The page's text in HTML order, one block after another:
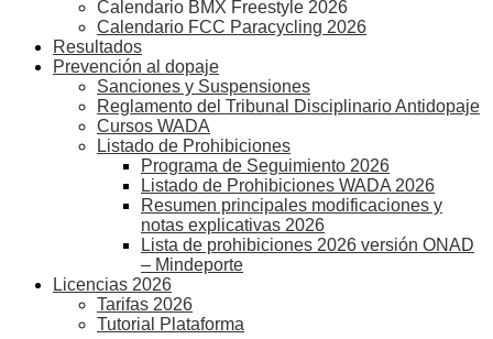
Calendario BMX Freestyle 2026
Calendario FCC Paracycling 2026
Resultados
Prevención al dopaje
Sanciones y Suspensiones
Reglamento del Tribunal Disciplinario Antidopaje
Cursos WADA
Listado de Prohibiciones
Programa de Seguimiento 2026
Listado de Prohibiciones WADA 2026
Resumen principales modificaciones y
notas explicativas 2026
Lista de prohibiciones 2026 versión ONAD
– Mindeporte
Licencias 2026
Tarifas 2026
Tutorial Plataforma